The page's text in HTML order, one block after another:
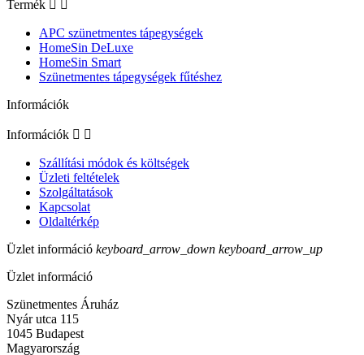
Termék  
APC szünetmentes tápegységek
HomeSin DeLuxe
HomeSin Smart
Szünetmentes tápegységek fűtéshez
Információk
Információk  
Szállítási módok és költségek
Üzleti feltételek
Szolgáltatások
Kapcsolat
Oldaltérkép
Üzlet információ keyboard_arrow_down keyboard_arrow_up
Üzlet információ
Szünetmentes Áruház
Nyár utca 115
1045 Budapest
Magyarország